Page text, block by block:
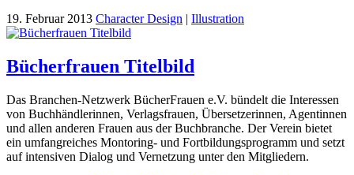
19. Februar 2013 Character Design | Illustration
Bücherfrauen Titelbild
Das Branchen-Netzwerk BücherFrauen e.V. bündelt die Interessen
von Buchhändlerinnen, Verlagsfrauen, Übersetzerinnen, Agentinnen
und allen anderen Frauen aus der Buchbranche. Der Verein bietet
ein umfangreiches Montoring- und Fortbildungsprogramm und setzt
auf intensiven Dialog und Vernetzung unter den Mitgliedern.